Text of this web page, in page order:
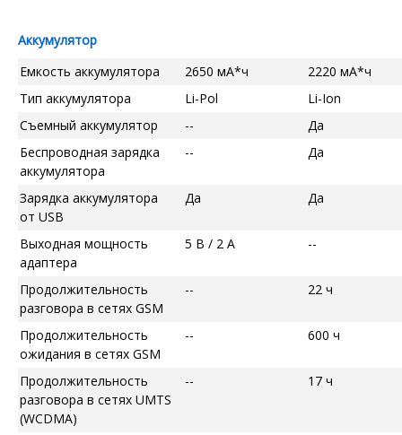
Аккумулятор
Емкость аккумулятора
2650 мА*ч
2220 мА*ч
Тип аккумулятора
Li-Pol
Li-Ion
Съемный аккумулятор
--
Да
Беспроводная зарядка
аккумулятора
-- Да
Зарядка аккумулятора
от USB
Да Да
Выходная мощность
адаптера
5 В / 2 А --
Продолжительность
разговора в сетях GSM
-- 22 ч
Продолжительность
ожидания в сетях GSM
-- 600 ч
Продолжительность
разговора в сетях UMTS
(WCDMA)
-- 17 ч